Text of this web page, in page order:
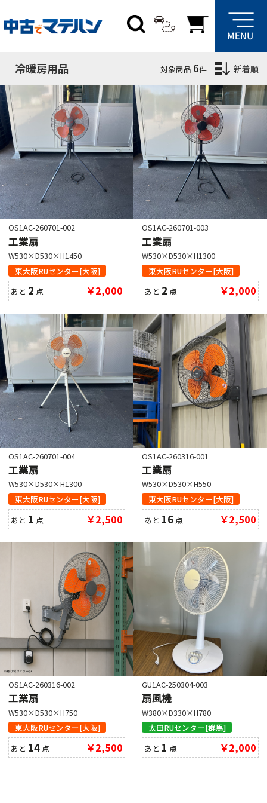
冷暖房用品 対象商品 6件 新着順
OS1AC-260701-002
工業扇
W530×D530×H1450
東大阪RUセンター[大阪]
あと 2 点 ￥2,000
OS1AC-260701-003
工業扇
W530×D530×H1300
東大阪RUセンター[大阪]
あと 2 点 ￥2,000
OS1AC-260701-004
工業扇
W530×D530×H1300
東大阪RUセンター[大阪]
あと 1 点 ￥2,500
OS1AC-260316-001
工業扇
W530×D530×H550
東大阪RUセンター[大阪]
あと 16 点 ￥2,500
OS1AC-260316-002
工業扇
W530×D530×H750
東大阪RUセンター[大阪]
あと 14 点 ￥2,500
GU1AC-250304-003
扇風機
W380×D330×H780
太田RUセンター[群馬]
あと 1 点 ￥2,000
絞り込み条件
サブカテゴリ
在庫場所
群馬
埼玉 愛知 大阪
クリア